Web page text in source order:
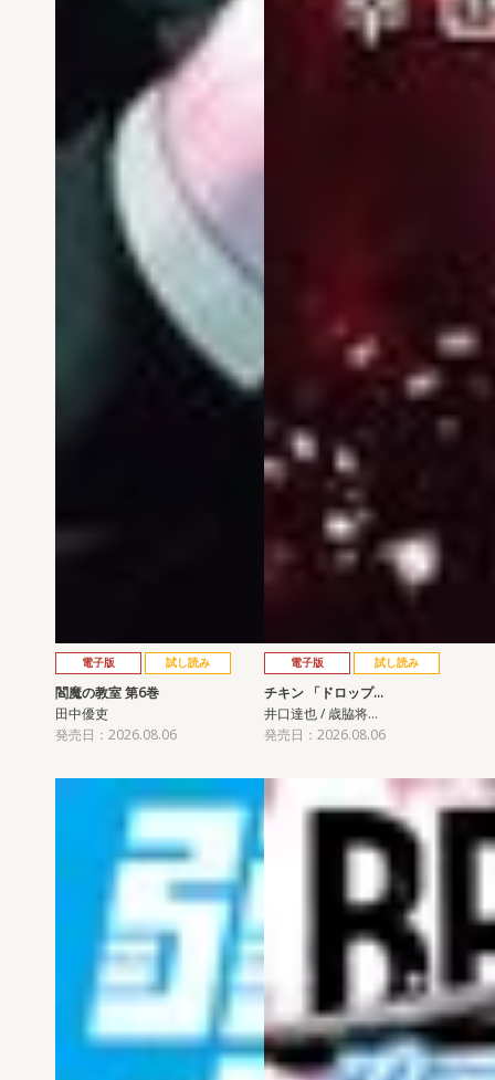
電子版 試し読み
閻魔の教室 第6巻
田中優吏
発売日：2026.08.06
電子版 試し読み
チキン 「ドロップ…
井口達也 / 歳脇将…
発売日：2026.08.06